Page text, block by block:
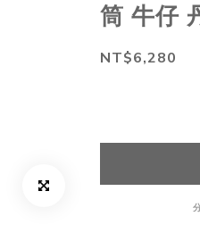
筒 牛仔
NT$6,280